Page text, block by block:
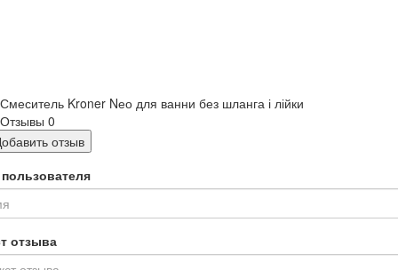
Смеситель Kroner Nео для ванни без шланга і лійки
Отзывы 0
отзыв
отзыва